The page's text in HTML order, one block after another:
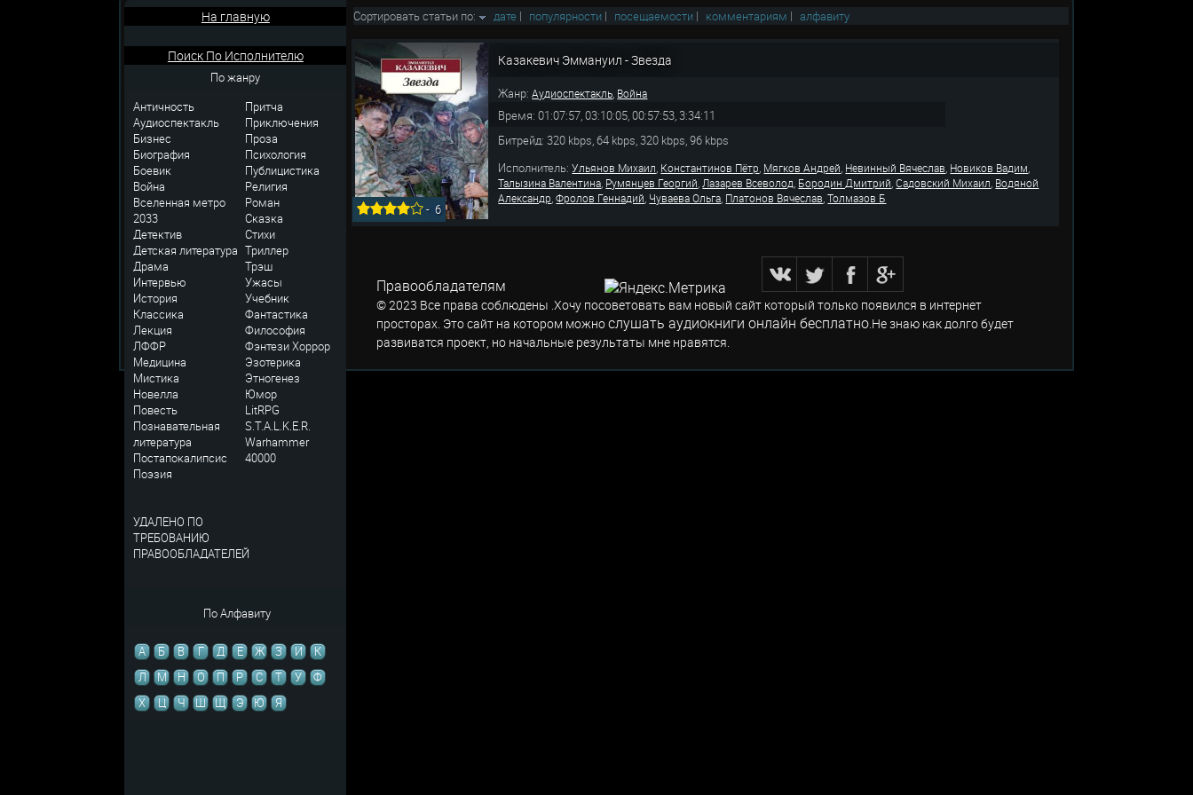
На главную
Поиск По Исполнителю
По жанру
Античность
Аудиоспектакль
Бизнес
Биография
Боевик
Война
Вселенная метро
2033
Детектив
Детская литература
Драма
Интервью
История
Классика
Лекция
ЛФФР
Медицина
Мистика
Новелла
Повесть
Познавательная
литература
Постапокалипсис
Поэзия
УДАЛЕНО ПО
ТРЕБОВАНИЮ
ПРАВООБЛАДАТЕЛЕЙ
Притча
Приключения
Проза
Психология
Публицистика
Религия
Роман
Сказка
Стихи
Триллер
Трэш
Ужасы
Учебник
Фантастика
Философия
ФэнтезиХоррор
Эзотерика
Этногенез
Юмор
LitRPG
S.T.A.L.K.E.R.
Warhammer
40000
По Алфавиту
А Б В Г Д Е Ж З И
К
Л
М Н О П Р С Т У
Ф
Х
Ц Ч Ш Щ Э Ю Я
Сортировать статьи по: дате | популярности | посещаемости | комментариям | алфавиту
-6
Казакевич Эммануил - Звезда
Жанр:Аудиоспектакль, Война
Время: 01:07:57, 03:10:05, 00:57:53, 3:34:11
Битрейд: 320 kbps, 64 kbps, 320 kbps, 96 kbps
Исполнитель:Ульянов Михаил, Константинов Пётр, Мягков Андрей, Невинный Вячеслав, Новиков Вадим,
Талызина Валентина, Румянцев Георгий,Лазарев Всеволод, Бородин Дмитрий,Садовский Михаил, Водяной
Александр,Фролов Геннадий, Чуваева Ольга, Платонов Вячеслав,Толмазов Б
Правообладателям
© 2023 Все права соблюдены .Хочу посоветовать вам новый сайт который только появился в интернет
просторах. Это сайт на котором можнослушать аудиокниги онлайн бесплатно.Не знаю как долго будет
развиватся проект, но начальные результаты мне нравятся.